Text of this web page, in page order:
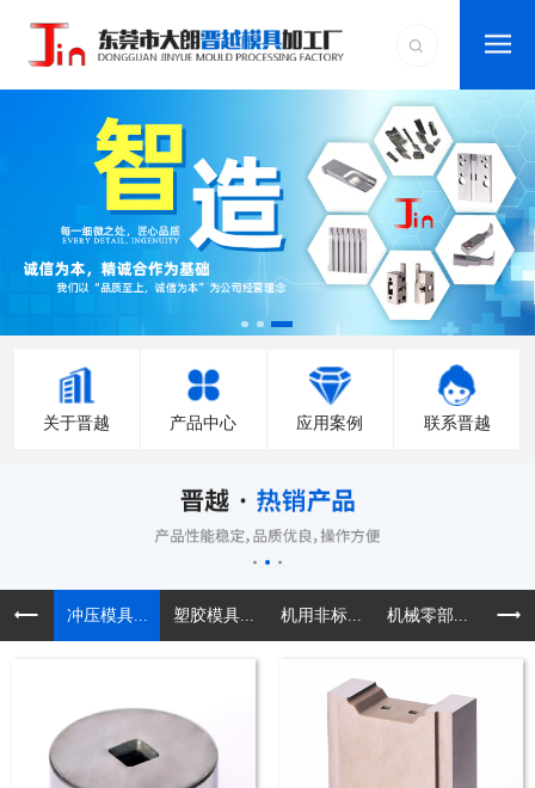
关于晋越 产品中心 应用案例 联系晋越
冲压模具... 塑胶模具... 机用非标... 机械零部... 精密